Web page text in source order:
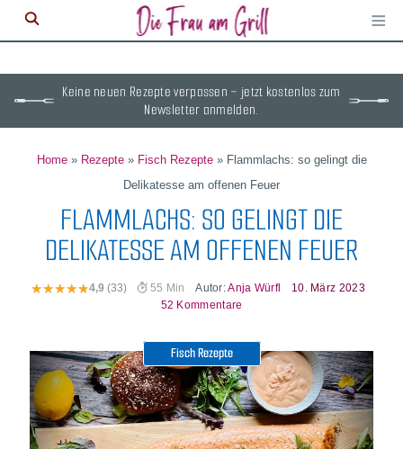
≡
Keine neuen Rezepte verpassen – jetzt kostenlos zum
Newsletter anmelden.
Home» Rezepte» Fisch Rezepte» Flammlachs: so gelingt die
Delikatesse am offenen Feuer
FLAMMLACHS: SO GELINGT DIE
DELIKATESSE AM OFFENEN FEUER
4,9 (33) 55 Min Autor:Anja Würfl
10. März 2023
52 Kommentare
Fisch Rezepte